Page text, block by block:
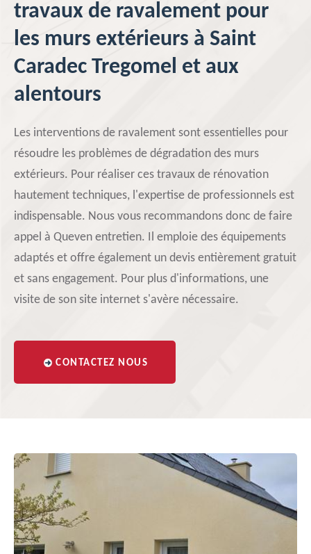
travaux de ravalement pour
les murs extérieurs à Saint
Caradec Tregomel et aux
alentours
Les interventions de ravalement sont essentielles pour
résoudre les problèmes de dégradation des murs
extérieurs. Pour réaliser ces travaux de rénovation
hautement techniques, l'expertise de professionnels est
indispensable. Nous vous recommandons donc de faire
appel à Queven entretien. Il emploie des équipements
adaptés et offre également un devis entièrement gratuit
et sans engagement. Pour plus d'informations, une
visite de son site internet s'avère nécessaire.
CONTACTEZ NOUS